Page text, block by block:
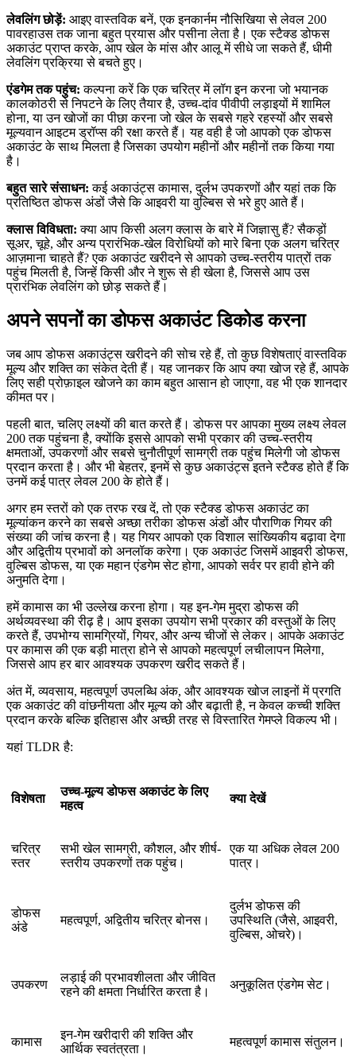
लेवलिंग छोड़ें: आइए वास्तविक बनें, एक इनकार्नम नौसिखिया से लेवल 200
पावरहाउस तक जाना बहुत प्रयास और पसीना लेता है। एक स्टैक्ड डोफस
अकाउंट प्राप्त करके, आप खेल के मांस और आलू में सीधे जा सकते हैं, धीमी
लेवलिंग प्रक्रिया से बचते हुए।
एंडगेम तक पहुंच:कल्पना करें कि एक चरित्र में लॉग इन करना जो भयानक
कालकोठरी से निपटने के लिए तैयार है, उच्च-दांव पीवीपी लड़ाइयों में शामिल
होना, या उन खोजों का पीछा करना जो खेल के सबसे गहरे रहस्यों और सबसे
मूल्यवान आइटम ड्रॉप्स की रक्षा करते हैं। यह वही है जो आपको एक डोफस
अकाउंट के साथ मिलता है जिसका उपयोग महीनों और महीनों तक किया गया
है।
बहुत सारे संसाधन: कई अकाउंट्स कामास, दुर्लभ उपकरणों और यहां तक कि
प्रतिष्ठित डोफस अंडों जैसे कि आइवरी या वुल्बिस से भरे हुए आते हैं।
क्लास विविधता:क्या आप किसी अलग क्लास के बारे में जिज्ञासु हैं? सैकड़ों
सूअर, चूहे, और अन्य प्रारंभिक-खेल विरोधियों को मारे बिना एक अलग चरित्र
आज़माना चाहते हैं? एक अकाउंट खरीदने से आपको उच्च-स्तरीय पात्रों तक
पहुंच मिलती है, जिन्हें किसी और ने शुरू से ही खेला है, जिससे आप उस
प्रारंभिक लेवलिंग को छोड़ सकते हैं।
अपने सपनों का डोफस अकाउंट डिकोड करना
जब आप डोफस अकाउंट्स खरीदने की सोच रहे हैं, तो कुछ विशेषताएं वास्तविक
मूल्य और शक्ति का संकेत देती हैं। यह जानकर कि आप क्या खोज रहे हैं, आपके
लिए सही प्रोफ़ाइल खोजने का काम बहुत आसान हो जाएगा, वह भी एक शानदार
कीमत पर।
पहली बात, चलिए लक्ष्यों की बात करते हैं। डोफस पर आपका मुख्य लक्ष्य लेवल
200 तक पहुंचना है, क्योंकि इससे आपको सभी प्रकार की उच्च-स्तरीय
क्षमताओं, उपकरणों और सबसे चुनौतीपूर्ण सामग्री तक पहुंच मिलेगी जो डोफस
प्रदान करता है। और भी बेहतर, इनमें से कुछ अकाउंट्स इतने स्टैक्ड होते हैं कि
उनमें कई पात्र लेवल 200 के होते हैं।
अगर हम स्तरों को एक तरफ रख दें, तो एक स्टैक्ड डोफस अकाउंट का
मूल्यांकन करने का सबसे अच्छा तरीका डोफस अंडों और पौराणिक गियर की
संख्या की जांच करना है। यह गियर आपको एक विशाल सांख्यिकीय बढ़ावा देगा
और अद्वितीय प्रभावों को अनलॉक करेगा। एक अकाउंट जिसमें आइवरी डोफस,
वुल्बिस डोफस, या एक महान एंडगेम सेट होगा, आपको सर्वर पर हावी होने की
अनुमति देगा।
हमें कामास का भी उल्लेख करना होगा। यह इन-गेम मुद्रा डोफस की
अर्थव्यवस्था की रीढ़ है। आप इसका उपयोग सभी प्रकार की वस्तुओं के लिए
करते हैं, उपभोग्य सामग्रियों, गियर, और अन्य चीजों से लेकर। आपके अकाउंट
पर कामास की एक बड़ी मात्रा होने से आपको महत्वपूर्ण लचीलापन मिलेगा,
जिससे आप हर बार आवश्यक उपकरण खरीद सकते हैं।
अंत में, व्यवसाय, महत्वपूर्ण उपलब्धि अंक, और आवश्यक खोज लाइनों में प्रगति
एक अकाउंट की वांछनीयता और मूल्य को और बढ़ाती है, न केवल कच्ची शक्ति
प्रदान करके बल्कि इतिहास और अच्छी तरह से विस्तारित गेमप्ले विकल्प भी।
यहां TLDR है:
विशेषता
उच्च-मूल्य डोफस अकाउंट के लिए
महत्व
क्या देखें
चरित्र
स्तर
सभी खेल सामग्री, कौशल, और शीर्ष-
स्तरीय उपकरणों तक पहुंच।
एक या अधिक लेवल 200
पात्र।
डोफस
अंडे
महत्वपूर्ण, अद्वितीय चरित्र बोनस।
दुर्लभ डोफस की
उपस्थिति (जैसे, आइवरी,
वुल्बिस, ओचरे)।
उपकरण
लड़ाई की प्रभावशीलता और जीवित
रहने की क्षमता निर्धारित करता है।
अनुकूलित एंडगेम सेट।
कामास
इन-गेम खरीदारी की शक्ति और
आर्थिक स्वतंत्रता।
महत्वपूर्ण कामास संतुलन।